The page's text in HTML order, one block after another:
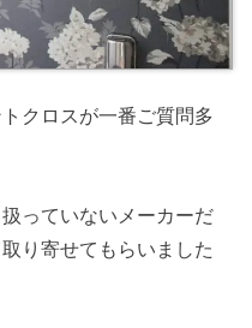
クロスが一番ご質問多
っていないメーカーだ
り寄せてもらいました